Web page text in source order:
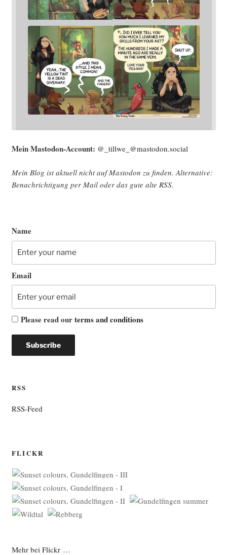
Mein Mast­o­don-Account: @_tillwe_@mastodon.social
Mein Blog ist aktu­ell nicht auf Mast­o­don zu fin­den. Alter­na­ti­ve:
Benach­rich­ti­gung per Mail oder das gute alte RSS.
Name
Email
Please read ourterms and conditions
RSS
RSS-Feed
FLICKR
Mehr bei Flickr …